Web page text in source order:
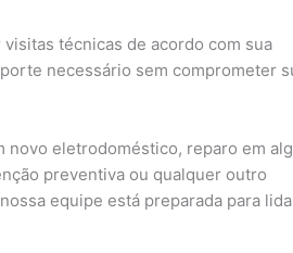
técnicas de acordo com sua
necessário sem comprometer
novo eletrodoméstico, reparo em
preventiva ou qualquer outro
equipe está preparada para